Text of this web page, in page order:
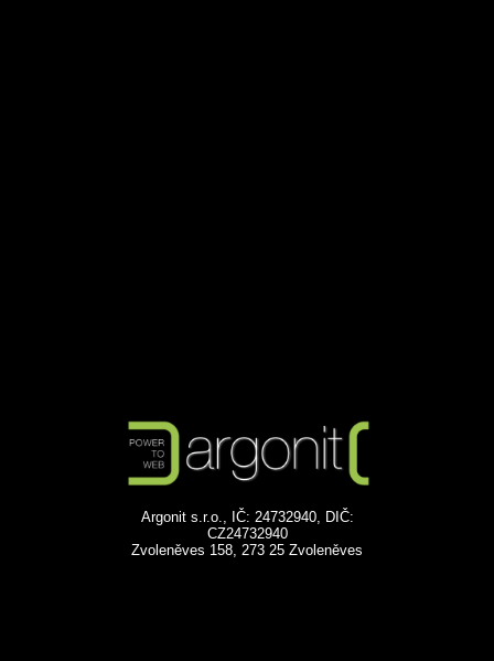
Argonit s.r.o., IČ: 24732940, DIČ:
CZ24732940
Zvoleněves 158, 273 25 Zvoleněves